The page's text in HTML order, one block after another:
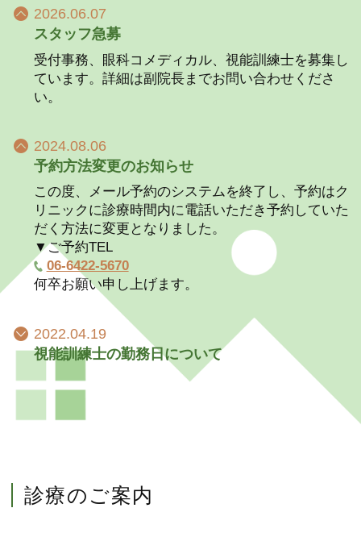
2026.06.07
スタッフ急募
受付事務、眼科コメディカル、視能訓練士を募集し
ています。詳細は副院長までお問い合わせくださ
い。
2024.08.06
予約方法変更のお知らせ
この度、メール予約のシステムを終了し、予約はク
リニックに診療時間内に電話いただき予約していた
だく方法に変更となりました。
▼ご予約TEL
06-6422-5670
何卒お願い申し上げます。
2022.04.19
視能訓練士の勤務日について
診療のご案内